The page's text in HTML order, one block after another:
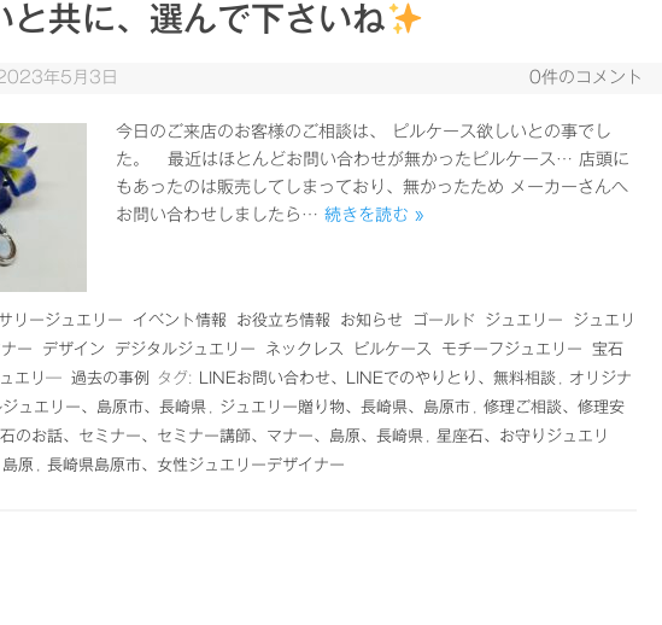
と共に、選んで下さいね
年5月3日 0件のコメント
今日のご来店のお客様のご相談は、 ピルケース欲しいとの事でし
た。 最近はほとんどお問い合わせが無かったピルケース… 店頭に
もあったのは販売してしまっており、無かったため メーカーさんへ
お問い合わせしましたら… 続きを読む »
リージュエリー イベント情報 お役立ち情報 お知らせ ゴールド ジュエリー
ジュエリ
ー デザイン デジタルジュエリー ネックレス ピルケース モチーフジュエリー
宝石
エリ― 過去の事例 タグ: LINEお問い合わせ、LINEでのやりとり、無料相談
オリジナ
ュエリー、島原市、長崎県
ジュエリー贈り物、長崎県、島原市
修理ご相談、修理安
のお話、セミナー、セミナー講師、マナー、島原、長崎県
星座石、お守りジュエリ
原
長崎県島原市、女性ジュエリーデザイナー